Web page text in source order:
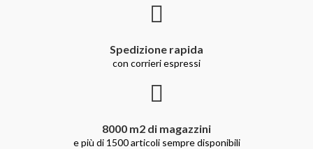
Spedizione rapida
con corrieri espressi
8000 m2 di magazzini
e più di 1500 articoli sempre disponibili